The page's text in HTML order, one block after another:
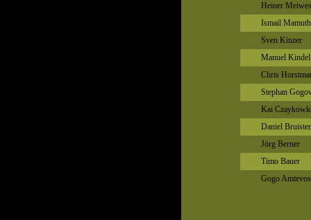
Heiner Meiwes
Ismail
Sven Kinzer
Manuel Kindel
Chris
Stephan
Kai
Daniel
Jörg Berner
Timo Bauer
Gogo